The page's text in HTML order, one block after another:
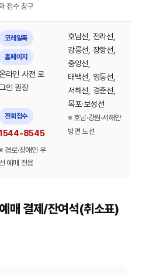
접수 창구
코레일톡
홈페이지
온라인 사전 로
그인 권장
전화접수
8545
경로·장애인 우
선 예매 전용
호남선, 전라선,
강릉선, 장항선,
중앙선,
태백선, 영동선,
서해선, 경춘선,
목포·보성선
※ 호남·강원·서해안
방면 노선
매 결제/잔여석(취소표)